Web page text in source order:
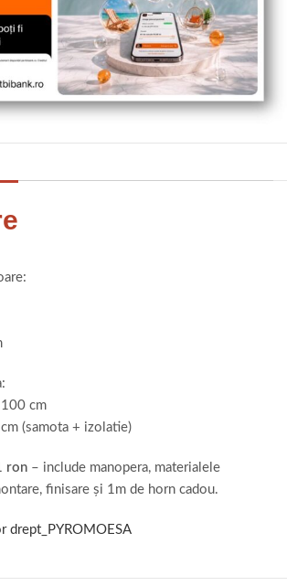
cm
(samota + izolatie)
ron – include manopera, materialele
finisare și 1m de horn cadou.
drept_PYROMOESA